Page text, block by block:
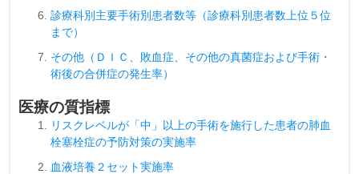
診療科別主要手術別患者数等（診療科別患者数上位５位
まで）
その他（ＤＩＣ、敗血症、その他の真菌症および手術・
術後の合併症の発生率）
医療の質指標
リスクレベルが「中」以上の手術を施行した患者の肺血
栓塞栓症の予防対策の実施率
血液培養２セット実施率